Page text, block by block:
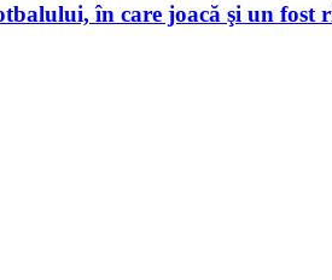
în care joacă şi un fost